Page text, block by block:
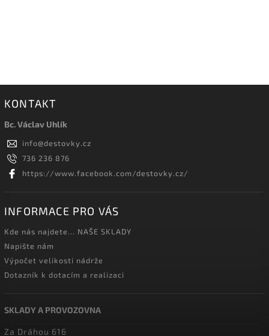
KONTAKT
Bc. Václav Uhlík
info@destovky.cz
736 236 876
https://www.facebook.com/destovky.cz/
INFORMACE PRO VÁS
Kde nás najdete... NAŠE SKLADY
Napište nám
Výpočet velikosti nádrže
Dotazník k dotacím a realizaci
SKLADY A PROVOZOVNA
Za Dráhou 616